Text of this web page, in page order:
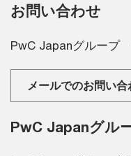
お問い合わせ
PwC Japanグルー
メールでのお問い合
PwC Japanグル